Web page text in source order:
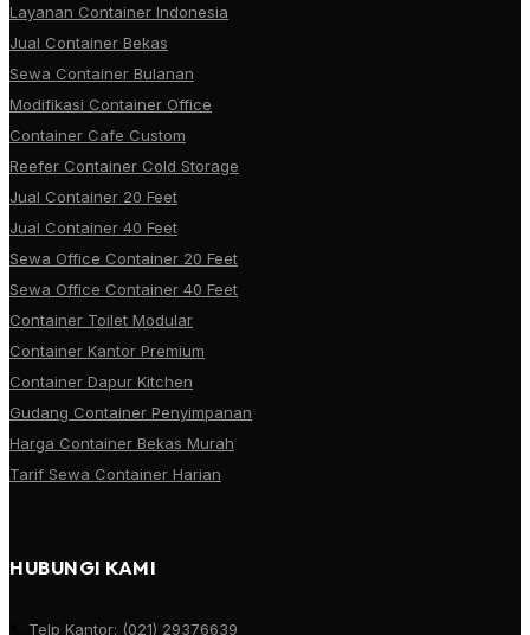
Layanan Container Indonesia
Jual Container Bekas
Sewa Container Bulanan
Modifikasi Container Office
Container Cafe Custom
Reefer Container Cold Storage
Jual Container 20 Feet
Jual Container 40 Feet
Sewa Office Container 20 Feet
Sewa Office Container 40 Feet
Container Toilet Modular
Container Kantor Premium
Container Dapur Kitchen
Gudang Container Penyimpanan
Harga Container Bekas Murah
Tarif Sewa Container Harian
HUBUNGI KAMI
Telp Kantor: (021) 29376639